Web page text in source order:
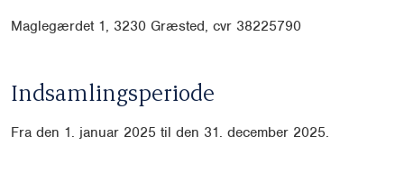
Maglegærdet 1, 3230 Græsted, cvr 38225790
Indsamlingsperiode
Fra den 1. januar 2025 til den 31. december 2025.